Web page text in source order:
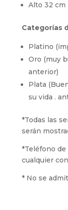
Alto 32 cm
Categorías
Platino
Oro (muy
anterior)
Plata
su vida .
*Todas las
serán
*Teléfono
cualquier
* No se